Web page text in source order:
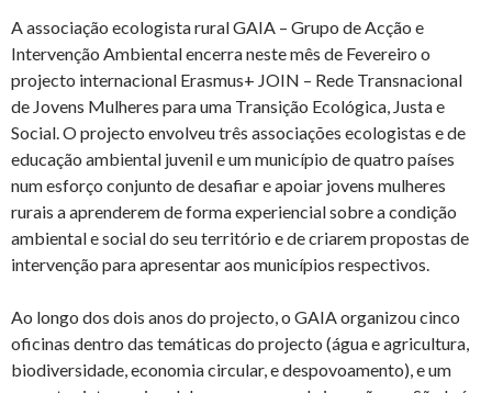
A associação ecologista rural GAIA – Grupo de Acção e
Intervenção Ambiental encerra neste mês de Fevereiro o
projecto internacional Erasmus+ JOIN – Rede Transnacional
de Jovens Mulheres para uma Transição Ecológica, Justa e
Social. O projecto envolveu três associações ecologistas e de
educação ambiental juvenil e um município de quatro países
num esforço conjunto de desafiar e apoiar jovens mulheres
rurais a aprenderem de forma experiencial sobre a condição
ambiental e social do seu território e de criarem propostas de
intervenção para apresentar aos municípios respectivos.
Ao longo dos dois anos do projecto, o GAIA organizou cinco
oficinas dentro das temáticas do projecto (água e agricultura,
biodiversidade, economia circular, e despovoamento), e um